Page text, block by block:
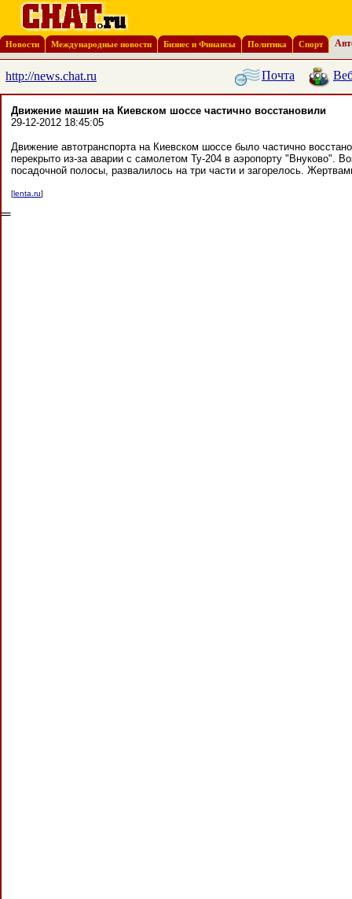
Новости Международные новости Бизнес и Финансы Политика Спорт
http://news.chat.ru Почта
Движение машин на Киевском шоссе частично восстановили
29-12-2012 18:45:05
Движение автотранспорта на Киевском шоссе было частично
перекрыто из-за аварии с самолетом Ту-204 в аэропорту "Внуково".
посадочной полосы, развалилось на три части и загорелось.
[lenta.ru]
═